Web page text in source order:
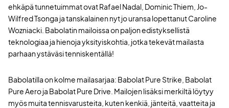
ehkäpä tunnetuimmat ovat Rafael Nadal, Dominic Thiem, Jo-
Wilfred Tsonga ja tanskalainen nyt jo uransa lopettanut Caroline
Wozniacki. Babolatin mailoissa on paljon edistyksellistä
teknologiaa ja hienoja yksityiskohtia, jotka tekevät mailasta
parhaan ystäväsi tenniskentällä!
Babolatilla on kolme mailasarjaa: Babolat Pure Strike, Babolat
Pure Aero ja Babolat Pure Drive. Mailojen lisäksi merkiltä löytyy
myös muita tennisvarusteita, kuten kenkiä, jänteitä, vaatteita ja